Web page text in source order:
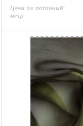
Цена за погонный
метр